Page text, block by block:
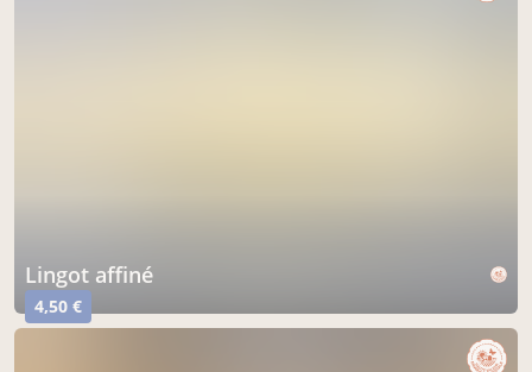
lingot affiné
4,50 €